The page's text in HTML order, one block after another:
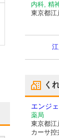
内科, 精
東京都江
く
エンジ
薬局
東京都江
カーサ控